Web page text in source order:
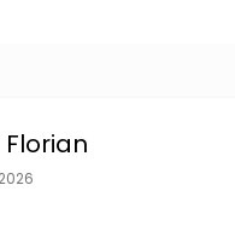
obchodu je 5 z 5